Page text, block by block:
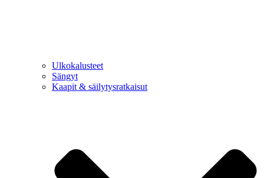
Ulkokalusteet
Sängyt
Kaapit & säilytysratkaisut